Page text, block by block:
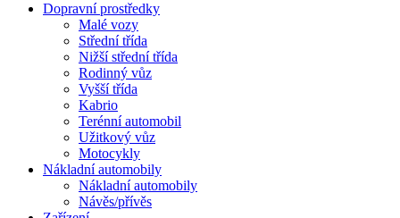
Dopravní prostředky
Malé vozy
Střední třída
Nižší střední třída
Rodinný vůz
Vyšší třída
Kabrio
Terénní automobil
Užitkový vůz
Motocykly
Nákladní automobily
Nákladní automobily
Návěs/přívěs